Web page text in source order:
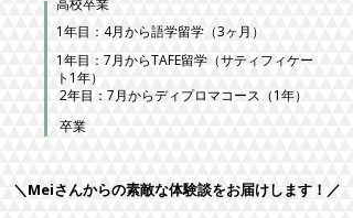
​高校卒業
1年目：4月から語学留学（3ヶ月）
1年目：7月からTAFE留学（サティフィケー
ト1年）
2年目：7月からディプロマコース（1年）
​卒業
＼Meiさんからの素敵な体験談をお届けします！／